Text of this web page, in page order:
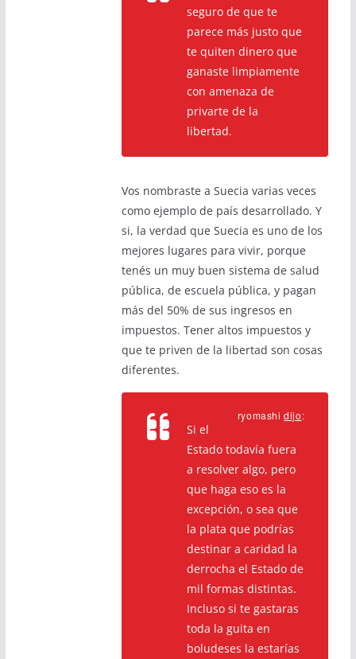
seguro de que te
parece más justo que
te quiten dinero que
ganaste limpiamente
con amenaza de
privarte de la
libertad.
Vos nombraste a Suecia varias veces
como ejemplo de país desarrollado. Y
si, la verdad que Suecia es uno de los
mejores lugares para vivir, porque
tenés un muy buen sistema de salud
pública, de escuela pública, y pagan
más del 50% de sus ingresos en
impuestos. Tener altos impuestos y
que te priven de la libertad son cosas
diferentes.
ryomashidijo:
Si el
Estado todavía fuera
a resolver algo, pero
que haga eso es la
excepción, o sea que
la plata que podrías
destinar a caridad la
derrocha el Estado de
mil formas distintas.
Incluso si te gastaras
toda la guita en
boludeses la estarías